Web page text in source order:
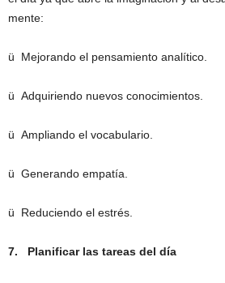
mente:
ü Mejorando el pensamiento analítico.
ü Adquiriendo nuevos conocimientos.
ü Ampliando el vocabulario.
ü Generando empatía.
ü Reduciendo el estrés.
7. Planificar las tareas del día